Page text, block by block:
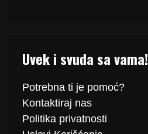
Uvek i svuda sa vama!
Potrebna ti je pomoć?
Kontaktiraj nas
Politika privatnosti